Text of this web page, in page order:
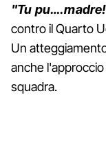
"Tu pu….madre!
contro il Quarto
Un
anche
squadra.